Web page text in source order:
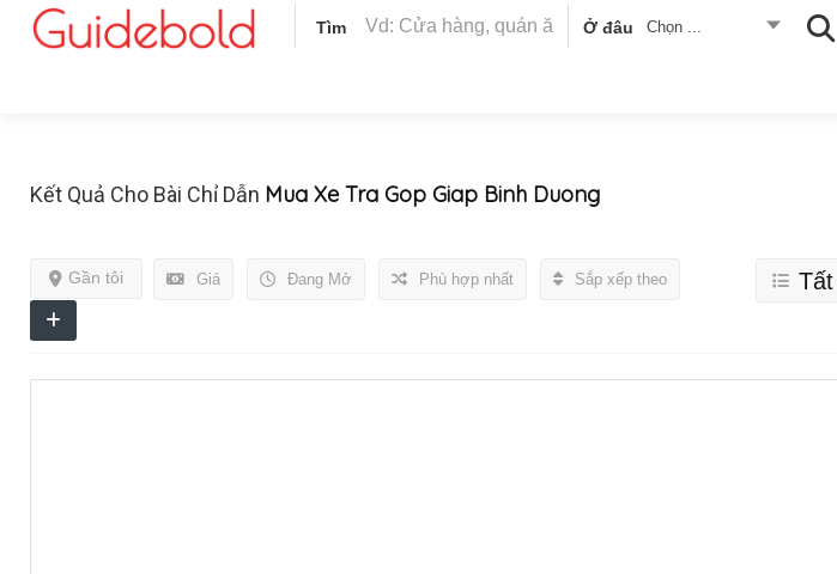
Tìm Ở đâu Chọn ...
Kết Quả Cho Bài Chỉ Dẫn Mua Xe Tra Gop Giap Binh Duong
Giá Đang Mở
Gần tôi Phù hợp nhất Sắp xếp theo